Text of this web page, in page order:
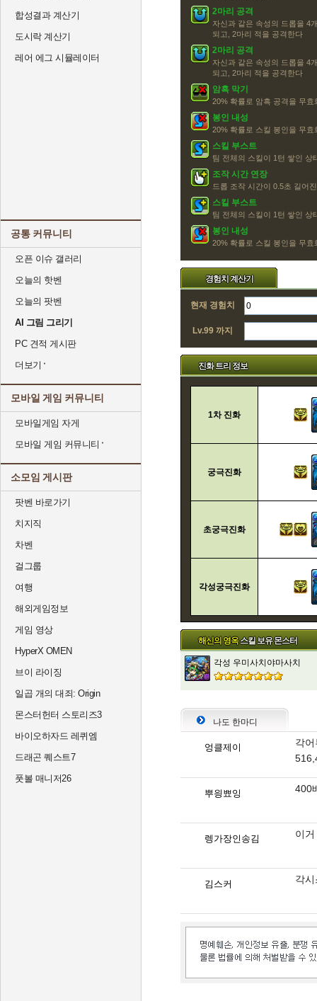
합성결과 계산기
도시락 계산기
레어 에그 시뮬레이터
공통 커뮤니티
오픈 이슈 갤러리
오늘의 핫벤
오늘의 팟벤
AI 그림 그리기
PC 견적 게시판
더보기
모바일 게임 커뮤니티
모바일게임 자게
모바일 게임 커뮤니티
소모임 게시판
팟벤 바로가기
치지직
차벤
걸그룹
여행
해외게임정보
게임 영상
HyperX OMEN
브이 라이징
일곱 개의 대죄: Origin
몬스터헌터 스토리즈3
바이오하자드 레퀴엠
드래곤 퀘스트7
풋볼 매니저26
2마리 공격
자신과 같은 속성의 드롭을 4
되고, 2마리 적을 공격한다
2마리 공격
자신과 같은 속성의 드롭을 4
되고, 2마리 적을 공격한다
암흑 막기
20% 확률로 암흑 공격을 무효
봉인 내성
20% 확률로 스킬 봉인을 무효
스킬 부스트
팀 전체의 스킬이 1턴 쌓인 상
조작 시간 연장
드롭 조작 시간이 0.5초 길어
스킬 부스트
팀 전체의 스킬이 1턴 쌓인 상
봉인 내성
20% 확률로 스킬 봉인을 무효
경험치 계산기
현재 경험치
Lv.99 까지
진화 트리 정보
1차 진화
궁극진화
초궁극진화
각성궁극진화
해신의 영옥스킬 보유 몬스터
각성 우미사치야마사치
나도 한마디
엉클제이
각
뿌읭뾰잉 400
렝가장인송김 이
김스커 각